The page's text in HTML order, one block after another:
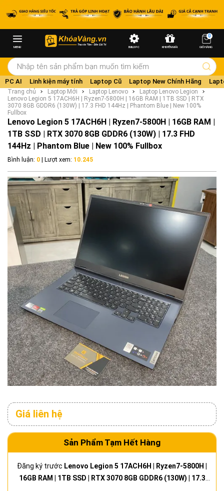
MENU BUILD PC KHUYẾN MÃI
0
GIỎ HÀNG
PC AI Linh kiện máy tính Laptop Cũ Laptop New Chính Hãng
Trang chủ Laptop Mới Laptop Lenovo
Laptop Lenovo Legion
Lenovo Legion 5 17ACH6H | Ryzen7-5800H | 16GB RAM | 1TB SSD | RTX
3070 8GB GDDR6 (130W) | 17.3 FHD 144Hz | Phantom Blue | New 100%
Fullbox
Lenovo Legion 5 17ACH6H | Ryzen7-5800H | 16GB RAM |
1TB SSD | RTX 3070 8GB GDDR6 (130W) | 17.3 FHD
144Hz | Phantom Blue | New 100% Fullbox
Bình luận: 0 | Lượt xem: 10.245
Giá liên hệ
Sản Phẩm Tạm Hết Hàng
Đăng ký trước Lenovo Legion 5 17ACH6H | Ryzen7-5800H |
16GB RAM | 1TB SSD | RTX 3070 8GB GDDR6 (130W) | 17.3